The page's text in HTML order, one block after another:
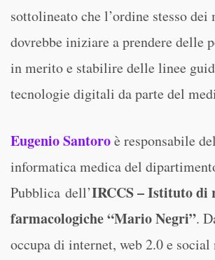
sottolineato che l’ordine stesso dei
dovrebbe iniziare a prendere delle
in merito e stabilire delle linee
tecnologie digitali da parte del
Eugenio Santoroè responsabile
informatica medica del
Pubblica dell’IRCCS – Istituto di
farmacologiche “Mario Negri”.
occupa di internet, web 2.0 e